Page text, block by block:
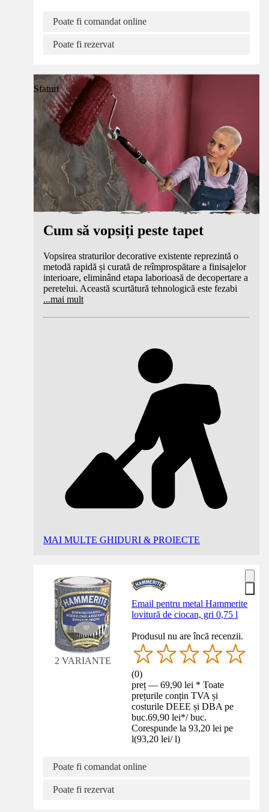
Poate fi comandat online
Poate fi rezervat
Sfaturi
Cum să vopsiți peste tapet
Vopsirea straturilor decorative existente reprezintă o
metodă rapidă și curată de reîmprospătare a finisajelor
interioare, eliminând etapa laborioasă de decopertare a
peretelui. Această scurtătură tehnologică este fezabi
...mai mult
MAI MULTE GHIDURI & PROIECTE
2 VARIANTE
Email pentru metal Hammerite
lovitură de ciocan, gri 0,75 l
Produsul nu are încă recenzii.
(0)
preț — 69,90 lei * Toate
prețurile conțin TVA și
costurile DEEE și DBA pe
buc.69,90 lei*/ buc.
Corespunde la 93,20 lei pe
l(93,20 lei/ l)
Poate fi comandat online
Poate fi rezervat